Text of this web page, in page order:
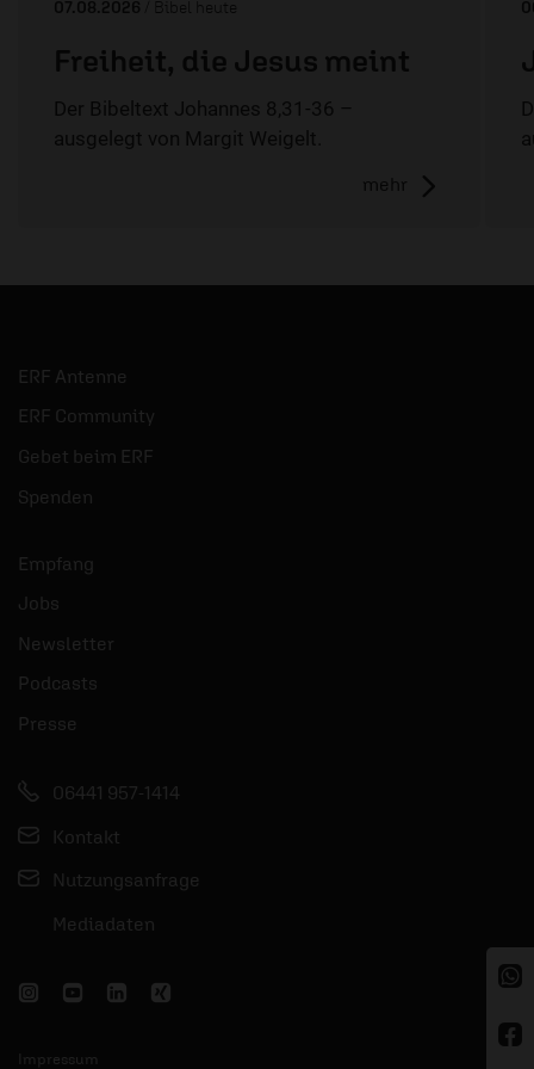
07.08.2026 / Bibel heute
Freiheit, die Jesus meint
Der Bibeltext Johannes 8,31-36 –
ausgelegt von Margit Weigelt.
mehr
ERF Antenne
ERF Community
Gebet beim ERF
Spenden
Empfang
Jobs
Newsletter
Podcasts
Presse
06441 957-1414
Kontakt
Nutzungsanfrage
Mediadaten
Impressum